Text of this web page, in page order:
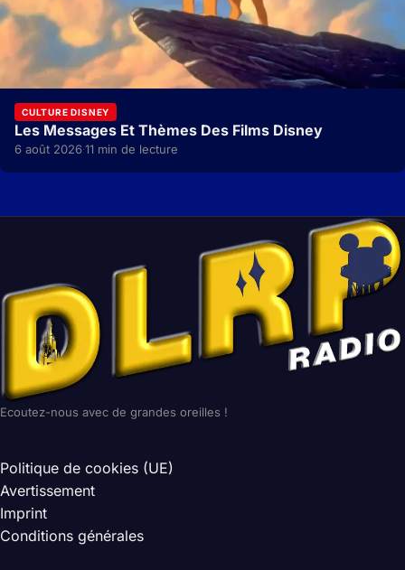
CULTURE DISNEY
Les Messages Et Thèmes Des Films Disney
6 août 2026·11 min de lecture
Ecoutez-nous avec de grandes oreilles !
Politique de cookies (UE)
Avertissement
Imprint
Conditions générales